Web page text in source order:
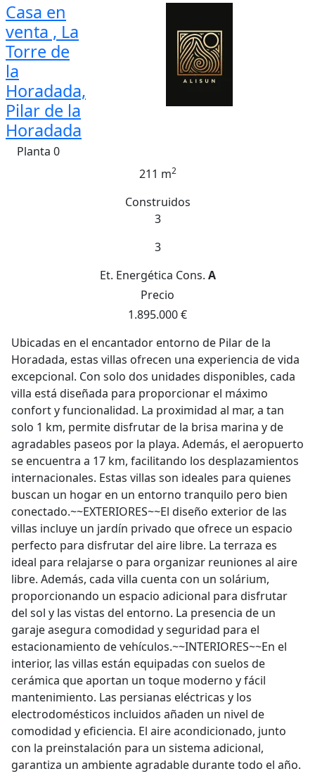
Casa en
venta , La
Torre de
la
Horadada,
Pilar de la
Horadada
Planta 0
211 m2
Construidos
3
3
Et. Energética Cons. A
Precio
1.895.000 €
Ubicadas en el encantador entorno de Pilar de la
Horadada, estas villas ofrecen una experiencia de vida
excepcional. Con solo dos unidades disponibles, cada
villa está diseñada para proporcionar el máximo
confort y funcionalidad. La proximidad al mar, a tan
solo 1 km, permite disfrutar de la brisa marina y de
agradables paseos por la playa. Además, el aeropuerto
se encuentra a 17 km, facilitando los desplazamientos
internacionales. Estas villas son ideales para quienes
buscan un hogar en un entorno tranquilo pero bien
conectado.~~EXTERIORES~~El diseño exterior de las
villas incluye un jardín privado que ofrece un espacio
perfecto para disfrutar del aire libre. La terraza es
ideal para relajarse o para organizar reuniones al aire
libre. Además, cada villa cuenta con un solárium,
proporcionando un espacio adicional para disfrutar
del sol y las vistas del entorno. La presencia de un
garaje asegura comodidad y seguridad para el
estacionamiento de vehículos.~~INTERIORES~~En el
interior, las villas están equipadas con suelos de
cerámica que aportan un toque moderno y fácil
mantenimiento. Las persianas eléctricas y los
electrodomésticos incluidos añaden un nivel de
comodidad y eficiencia. El aire acondicionado, junto
con la preinstalación para un sistema adicional,
garantiza un ambiente agradable durante todo el año.